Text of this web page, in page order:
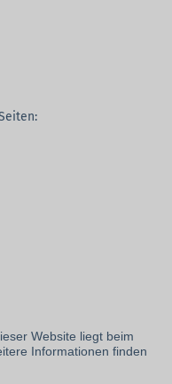
Website liegt beim
Informationen finden